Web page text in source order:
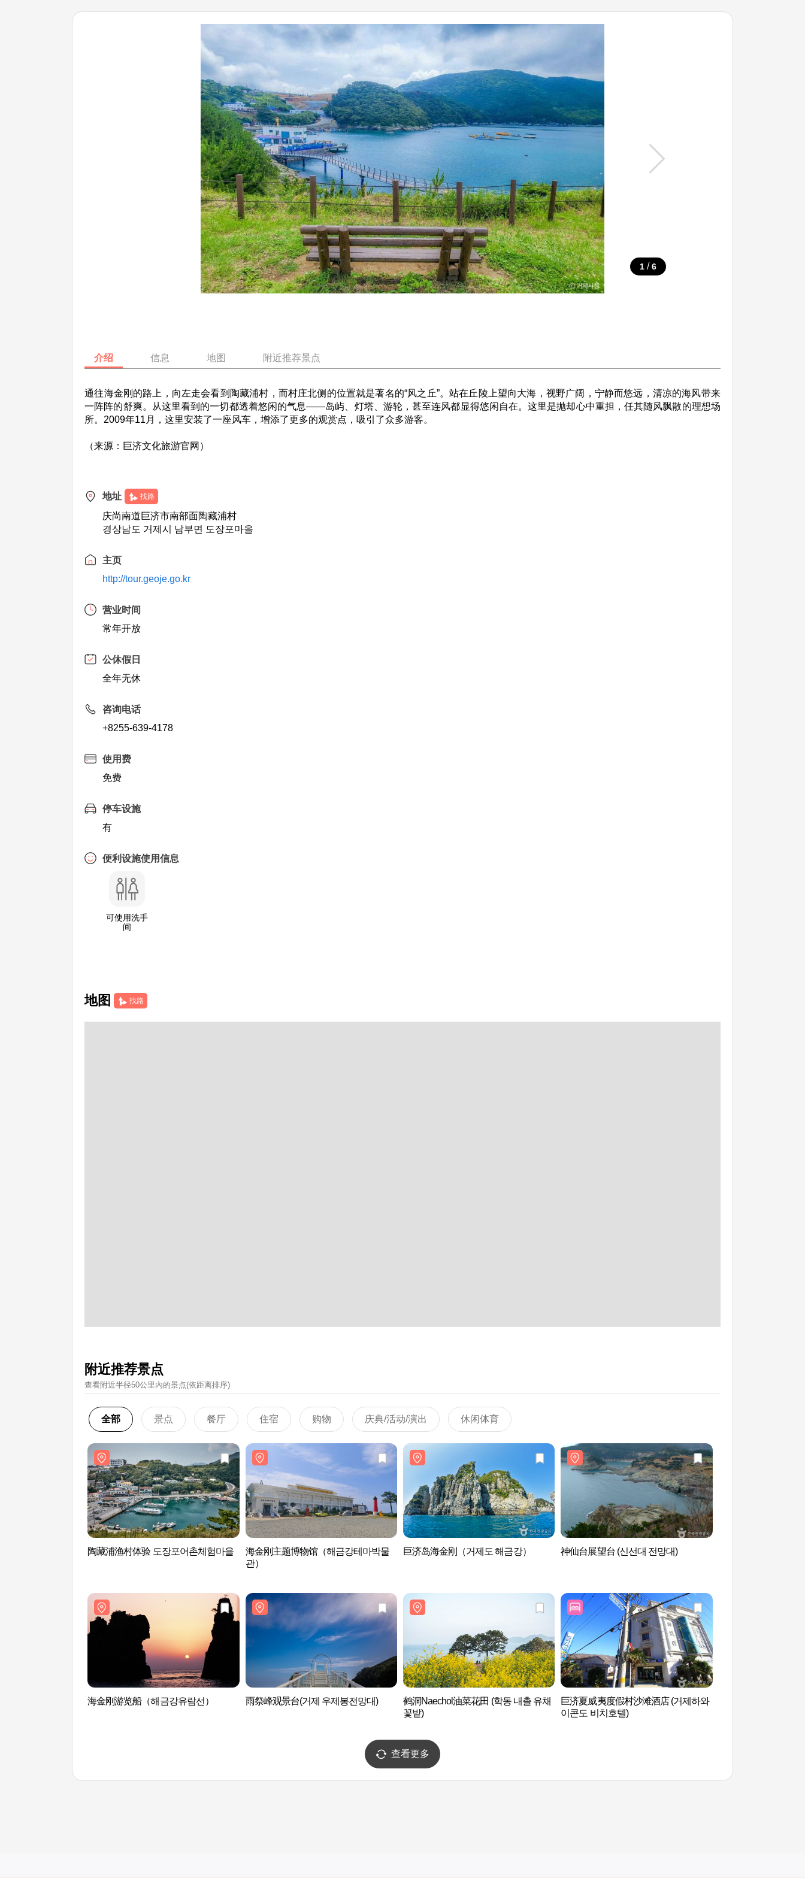
1 / 6
介绍 信息 地图 附近推荐景点
通往海金刚的路上，向左走会看到 陶藏浦村 ，而村庄北侧的位置就是著名的“风之丘”。站在丘陵上望向大海，视野广阔，宁静而悠远，清凉的海风带来
一阵阵的舒爽。从这里看到的一切都透着悠闲的气息——岛屿、灯塔、游轮，甚至连风都显得悠闲自在。这里是抛却心中重担，任其随风飘散的理想场
所。2009年11月，这里安装了一座风车，增添了更多的观赏点，吸引了众多游客。
（来源：巨济文化旅游官网）
地址 找路
庆尚南道巨济市南部面陶藏浦村
경상남도 거제시 남부면 도장포마을
主页
http://tour.geoje.go.kr
营业时间
常年开放
公休假日
全年无休
咨询电话
+8255-639-4178
使用费
免费
停车设施
有
便利设施使用信息
可使用洗手
间
地图 找路
附近推荐景点
查看附近半径50公里內的景点(依距离排序)
全部 景点 餐厅 住宿 购物 庆典/活动/演出 休闲体育
陶藏浦渔村体验 도장포어촌체험마을
海金刚主题博物馆（해금강테마박물
관）
巨济岛海金刚（거제도 해금강） 神仙台展望台 (신선대 전망대)
海金刚游览船（해금강유람선） 雨祭峰观景台(거제 우제봉전망대)
鹤洞Naechol油菜花田 (학동 내촐 유채
꽃밭)
巨济夏威夷度假村沙滩酒店 (거제하와
이콘도 비치호텔)
查看更多